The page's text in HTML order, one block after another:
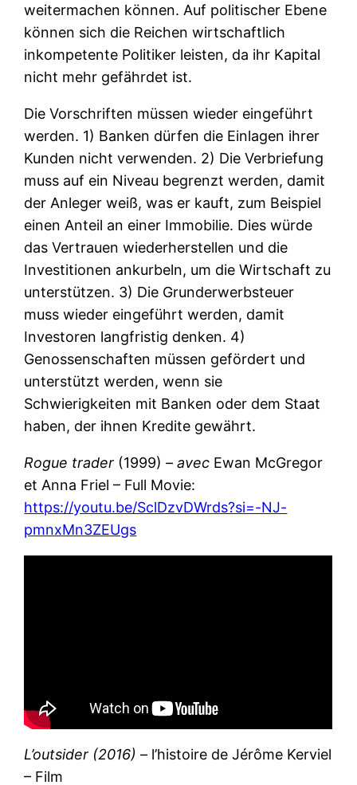
weitermachen können. Auf politischer Ebene
können sich die Reichen wirtschaftlich
inkompetente Politiker leisten, da ihr Kapital
nicht mehr gefährdet ist.
Die Vorschriften müssen wieder eingeführt
werden. 1) Banken dürfen die Einlagen ihrer
Kunden nicht verwenden. 2) Die Verbriefung
muss auf ein Niveau begrenzt werden, damit
der Anleger weiß, was er kauft, zum Beispiel
einen Anteil an einer Immobilie. Dies würde
das Vertrauen wiederherstellen und die
Investitionen ankurbeln, um die Wirtschaft zu
unterstützen. 3) Die Grunderwerbsteuer
muss wieder eingeführt werden, damit
Investoren langfristig denken. 4)
Genossenschaften müssen gefördert und
unterstützt werden, wenn sie
Schwierigkeiten mit Banken oder dem Staat
haben, der ihnen Kredite gewährt.
Rogue trader (1999) – avec Ewan McGregor
et Anna Friel – Full Movie:
https://youtu.be/SclDzvDWrds?si=-NJ-
pmnxMn3ZEUgs
L’outsider (2016)– l’histoire de Jérôme Kerviel
– Film